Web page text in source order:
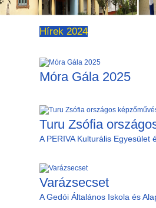
Hírek 2024
Móra Gála 2025
Turu Zsófia
A PERIVA Kulturális Egyesület
Varázsecset
A Gedói Általános Iskola és